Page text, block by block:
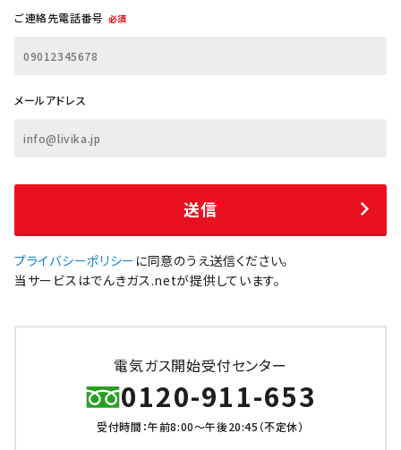
ご連絡先電話番号 必須
メールアドレス
プライバシーポリシー に同意のうえ送信ください。
当サービスはでんきガス.netが提供しています。
電気ガス開始受付センター
0120-911-653
受付時間：午前8:00～午後20:45（不定休）